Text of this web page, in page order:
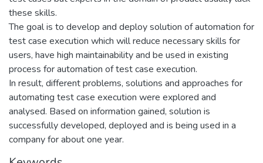
these skills.
The goal is to develop and deploy solution of automation for
test case execution which will reduce necessary skills for
users, have high maintainability and be used in existing
process for automation of test case execution.
In result, different problems, solutions and approaches for
automating test case execution were explored and
analysed. Based on information gained, solution is
successfully developed, deployed and is being used in a
company for about one year.